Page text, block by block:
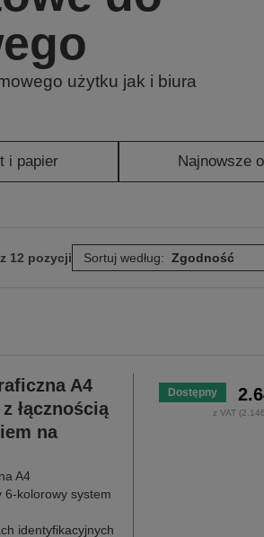
użytku jak i biura
i papier Najnowsze
12 pozycji Sortuj według:
A4
łącznością
na
A4
6-kolorowy system
identyfikacyjnych
Dostępny
z VAT